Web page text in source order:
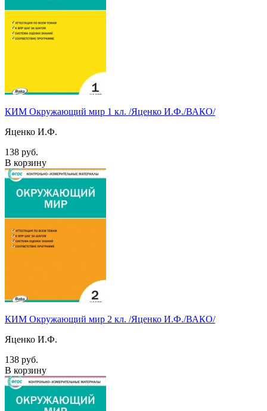
КИМ Окружающий мир 1 кл. /Яценко И.Ф./ВАКО/
Яценко И.Ф.
138 руб.
В корзину
КИМ Окружающий мир 2 кл. /Яценко И.Ф./ВАКО/
Яценко И.Ф.
138 руб.
В корзину